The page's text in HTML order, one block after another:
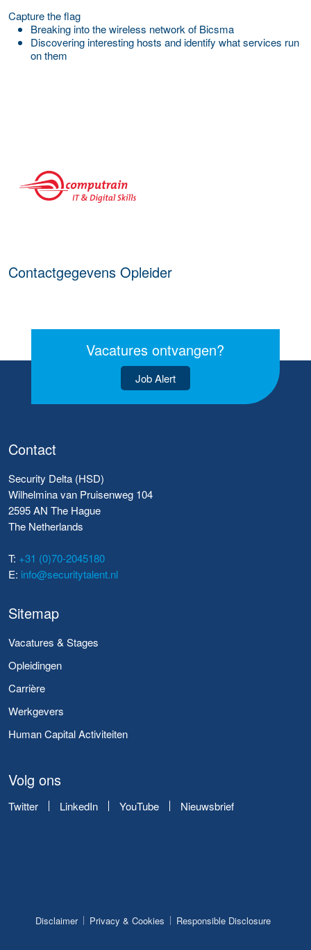
Capture the flag
Breaking into the wireless network of Bicsma
Discovering interesting hosts and identify what services run
on them
over deze opleider
Contactgegevens Opleider
Vacatures ontvangen?
Job Alert
Contact
Security Delta (HSD)
Wilhelmina van Pruisenweg 104
2595 AN The Hague
The Netherlands
T: +31 (0)70-2045180
E: info@securitytalent.nl
Sitemap
Vacatures & Stages
Opleidingen
Carrière
Werkgevers
Human Capital Activiteiten
Volg ons
Twitter LinkedIn YouTube Nieuwsbrief
Disclaimer Privacy & Cookies Responsible Disclosure